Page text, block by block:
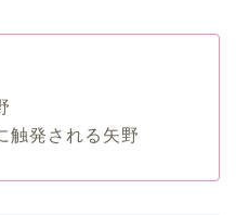
触発される矢野